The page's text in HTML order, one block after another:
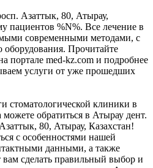
Азаттык, 80, Атырау,
пациентов %N%. Все лечение в
современными методами, с
Прочитайте
портале med-kz.com и подробнее
услуги от уже прошедших
стоматологической клиники в
обратиться в Атырау дент.
80, Атырау, Казахстан!
с особенностями нашей
данными, а также
сделать правильный выбор и